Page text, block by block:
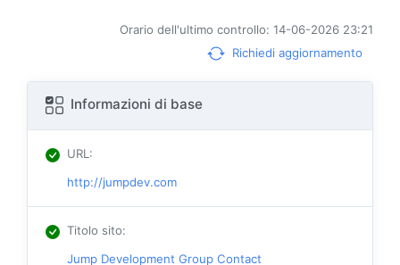
Orario dell'ultimo controllo: 14-06-2026 23:21
Richiedi aggiornamento
Informazioni di base
URL:
http://jumpdev.com
Titolo sito:
Jump Development Group Contact